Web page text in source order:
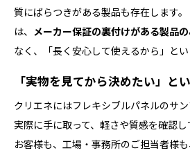
質にばらつきがある製品も存在します
は、 メーカー保証の裏付けがある製品
なく、「長く安心して使えるから」とい
「実物を見てから決めたい」と
クリエネにはフレキシブルパネルのサン
実際に手に取って、軽さや質感を確認
お客様も、工場・事務所のご担当者様